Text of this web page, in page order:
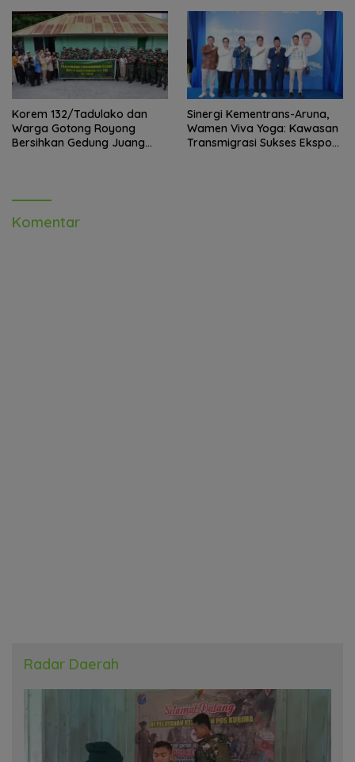
Korem 132/Tadulako dan
Warga Gotong Royong
Bersihkan Gedung Juang
Sinergi Kementrans-Aruna,
Wamen Viva Yoga: Kawasan
Transmigrasi Sukses Ekspor
Komentar
Radar Daerah